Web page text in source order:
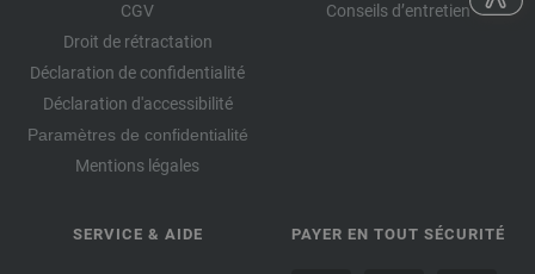
CGV
Droit de rétractation
Déclaration de confidentialité
Déclaration d'accessibilité
Paramètres de confidentialité
Mentions légales
Conseils d’entretien
SERVICE & AIDE PAYER EN TOUT SÉCURITÉ